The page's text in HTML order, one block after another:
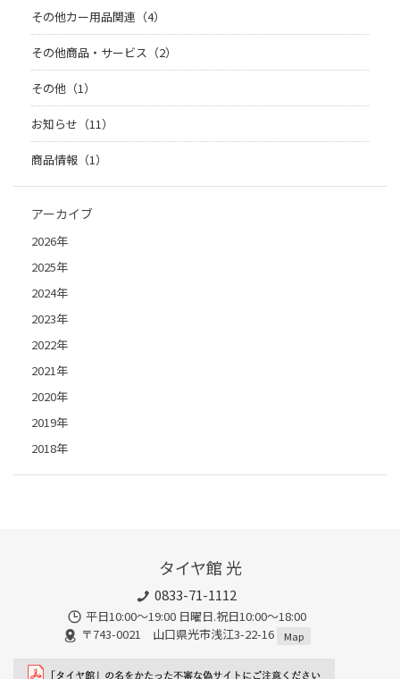
その他カー用品関連（4）
その他商品・サービス（2）
その他（1）
お知らせ（11）
商品情報（1）
アーカイブ
2026年
2025年
2024年
2023年
2022年
2021年
2020年
2019年
2018年
タイヤ館 光
0833-71-1112
平日10:00〜19:00 日曜日.祝日10:00〜18:00
〒743-0021 山口県光市浅江3-22-16
Map